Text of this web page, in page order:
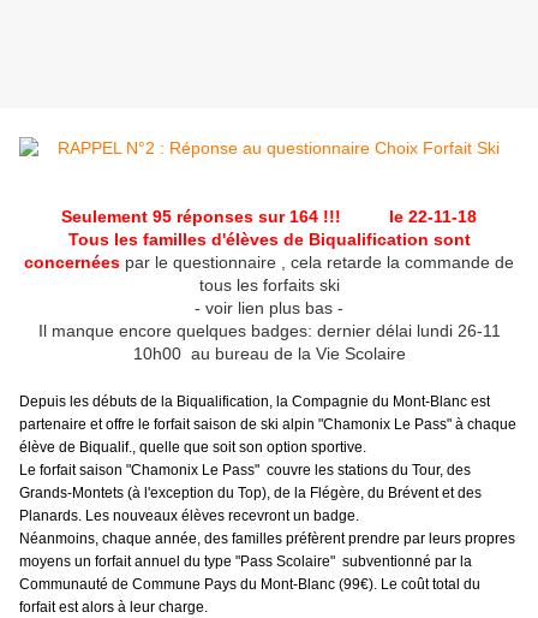
Seulement 95 réponses sur 164 !!! le 22-11-18
Tous les familles d'élèves de Biqualification sont
concernées par le questionnaire , cela retarde la commande de
tous les forfaits ski
- voir lien plus bas -
Il manque encore quelques badges: dernier délai lundi 26-11
10h00 au bureau de la Vie Scolaire
Depuis les débuts de la Biqualification, la Compagnie du Mont-Blanc est
partenaire et offre le forfait saison de ski alpin "Chamonix Le Pass" à chaque
élève de Biqualif., quelle que soit son option sportive.
Le forfait saison "Chamonix Le Pass"  couvre les stations du Tour, des
Grands-Montets (à l'exception du Top), de la Flégère, du Brévent et des
Planards. Les nouveaux élèves recevront un badge.
Néanmoins, chaque année, des familles préfèrent prendre par leurs propres
moyens un forfait annuel du type "Pass Scolaire"  subventionné par la
Communauté de Commune Pays du Mont-Blanc (99€). Le coût total du
forfait est alors à leur charge.